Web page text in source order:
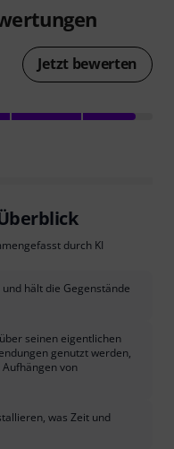
Jetzt bewerten
durch KI
hält die Gegenstände
seinen eigentlichen
genutzt werden,
von
was Zeit und